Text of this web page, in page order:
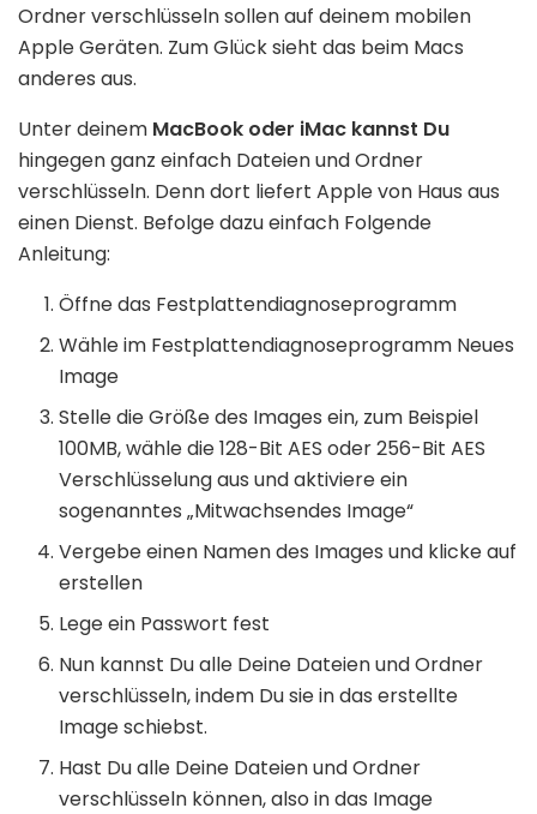
Ordner verschlüsseln sollen auf deinem mobilen
Apple Geräten. Zum Glück sieht das beim Macs
anderes aus.
Unter deinem MacBook oder iMac kannst Du
hingegen ganz einfach Dateien und Ordner
verschlüsseln. Denn dort liefert Apple von Haus aus
einen Dienst. Befolge dazu einfach Folgende
Anleitung:
Öffne das Festplattendiagnoseprogramm
Wähle im Festplattendiagnoseprogramm Neues
Image
Stelle die Größe des Images ein, zum Beispiel
100MB, wähle die 128-Bit AES oder 256-Bit AES
Verschlüsselung aus und aktiviere ein
sogenanntes „Mitwachsendes Image“
Vergebe einen Namen des Images und klicke auf
erstellen
Lege ein Passwort fest
Nun kannst Du alle Deine Dateien und Ordner
verschlüsseln, indem Du sie in das erstellte
Image schiebst.
Hast Du alle Deine Dateien und Ordner
verschlüsseln können, also in das Image